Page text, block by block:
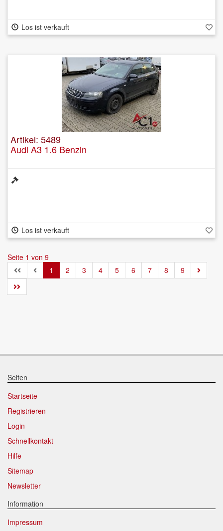
Los ist verkauft
Artikel: 5489
Audi A3 1.6 Benzin
Los ist verkauft
Seite 1 von 9
1
2 3 4 5 6 7 8 9
Seiten
Startseite
Registrieren
Login
Schnellkontakt
Hilfe
Sitemap
Newsletter
Information
Impressum